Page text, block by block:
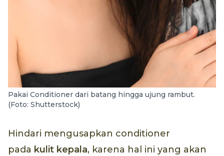
Pakai Conditioner dari batang hingga ujung rambut.
(Foto: Shutterstock)
Hindari mengusapkan conditioner
pada kulit kepala, karena hal ini yang akan